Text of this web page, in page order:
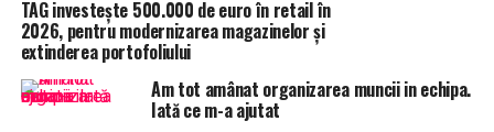
URMATORUL
Scandal monstru la Kanal D! Un concurent a dat de
pământ cu decorul Exatlon! Decizie de ultimă oră a
postului TV | Aradul De Azi
TAG investește 500.000 de euro în retail în
2026, pentru modernizarea magazinelor și
extinderea portofoliului
Am tot amânat organizarea muncii in echipa.
Iată ce m-a ajutat